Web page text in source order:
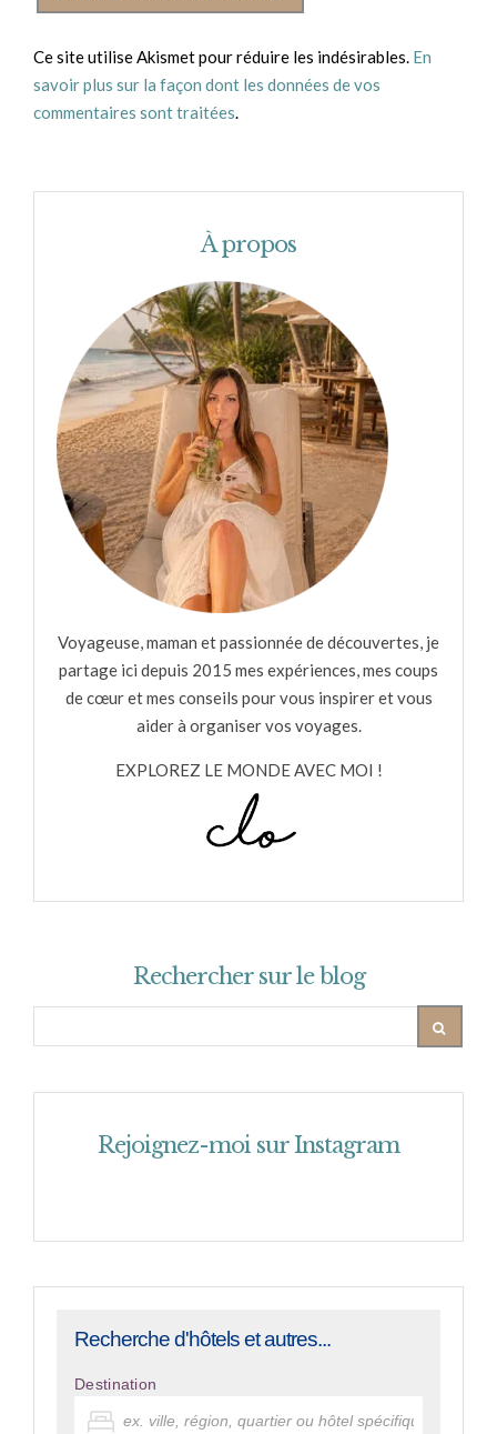
Ce site utilise Akismet pour réduire les indésirables. En
savoir plus sur la façon dont les données de vos
commentaires sont traitées.
À propos
Voyageuse, maman et passionnée de découvertes, je
partage ici depuis 2015 mes expériences, mes coups
de cœur et mes conseils pour vous inspirer et vous
aider à organiser vos voyages.
EXPLOREZ LE MONDE AVEC MOI !
Rechercher sur le blog
Rejoignez-moi sur Instagram
Recherche d'hôtels et autres...
Destination